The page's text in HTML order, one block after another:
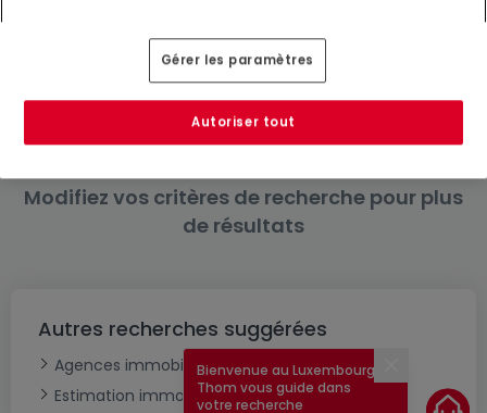
de Weidingen
Vente maisons 1 chambre Selscheid
Modifiez vos critères de recherche pour plus
de résultats
Autres recherches suggérées
Agences immobilières à Weidingen
Estimation immobilière
Bienvenue au Luxembourg !
Thom vous guide dans
votre recherche
Gérer les paramètres
Autoriser tout